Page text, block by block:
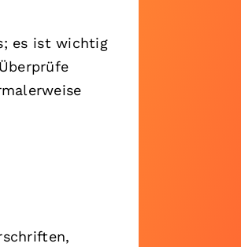
es ist wichtig